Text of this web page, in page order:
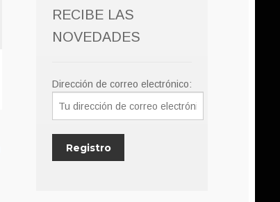
RECIBE LAS
NOVEDADES
Dirección de correo electrónico: